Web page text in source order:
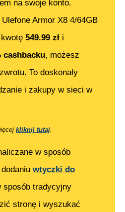
na swoje konto.
Ulefone Armor X8 4/64GB
549.99 zł i
cashbacku, możesz
zwrotu. To doskonały
i zakupy w sieci w
kliknij tutaj
w sposób
wtyczki do
sposób tradycyjny
stronę i wyszukać